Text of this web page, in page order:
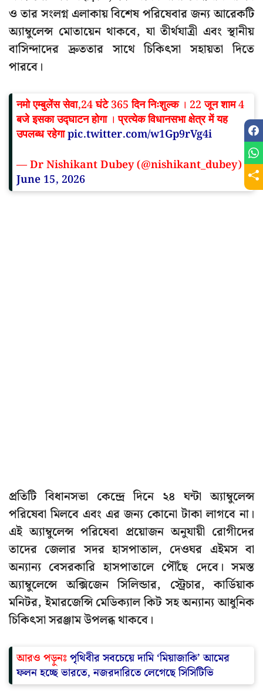
ও তার সংলগ্ন এলাকায় বিশেষ পরিষেবার জন্য আরেকটি
অ্যাম্বুলেন্স মোতায়েন থাকবে, যা তীর্থযাত্রী এবং স্থানীয়
বাসিন্দাদের দ্রুততার সাথে চিকিৎসা সহায়তা দিতে
পারবে।
नमो एम्बुलेंस सेवा,24 घंटे 365 दिन निःशुल्क । 22 जून शाम 4
बजे इसका उद्घाटन होगा । प्रत्येक विधानसभा क्षेत्र में यह
उपलब्ध रहेगाpic.twitter.com/w1Gp9rVg4i
— Dr Nishikant Dubey (@nishikant_dubey)
June 15, 2026
প্রতিটি বিধানসভা কেন্দ্রে দিনে ২৪ ঘন্টা অ্যাম্বুলেন্স
পরিষেবা মিলবে এবং এর জন্য কোনো টাকা লাগবে না।
এই অ্যাম্বুলেন্স পরিষেবা প্রয়োজন অনুযায়ী রোগীদের
তাদের জেলার সদর হাসপাতাল, দেওঘর এইমস বা
অন্যান্য বেসরকারি হাসপাতালে পৌঁছে দেবে। সমস্ত
অ্যাম্বুলেন্সে অক্সিজেন সিলিন্ডার, স্ট্রেচার, কার্ডিয়াক
মনিটর, ইমারজেন্সি মেডিক্যাল কিট সহ অন্যান্য আধুনিক
চিকিৎসা সরঞ্জাম উপলব্ধ থাকবে।
আরও পড়ুনঃপৃথিবীর সবচেয়ে দামি ‘মিয়াজাকি’ আমের
ফলন হচ্ছে ভারতে, নজরদারিতে লেগেছে সিসিটিভি